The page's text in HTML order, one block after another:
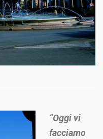
“Oggi vi
facciamo